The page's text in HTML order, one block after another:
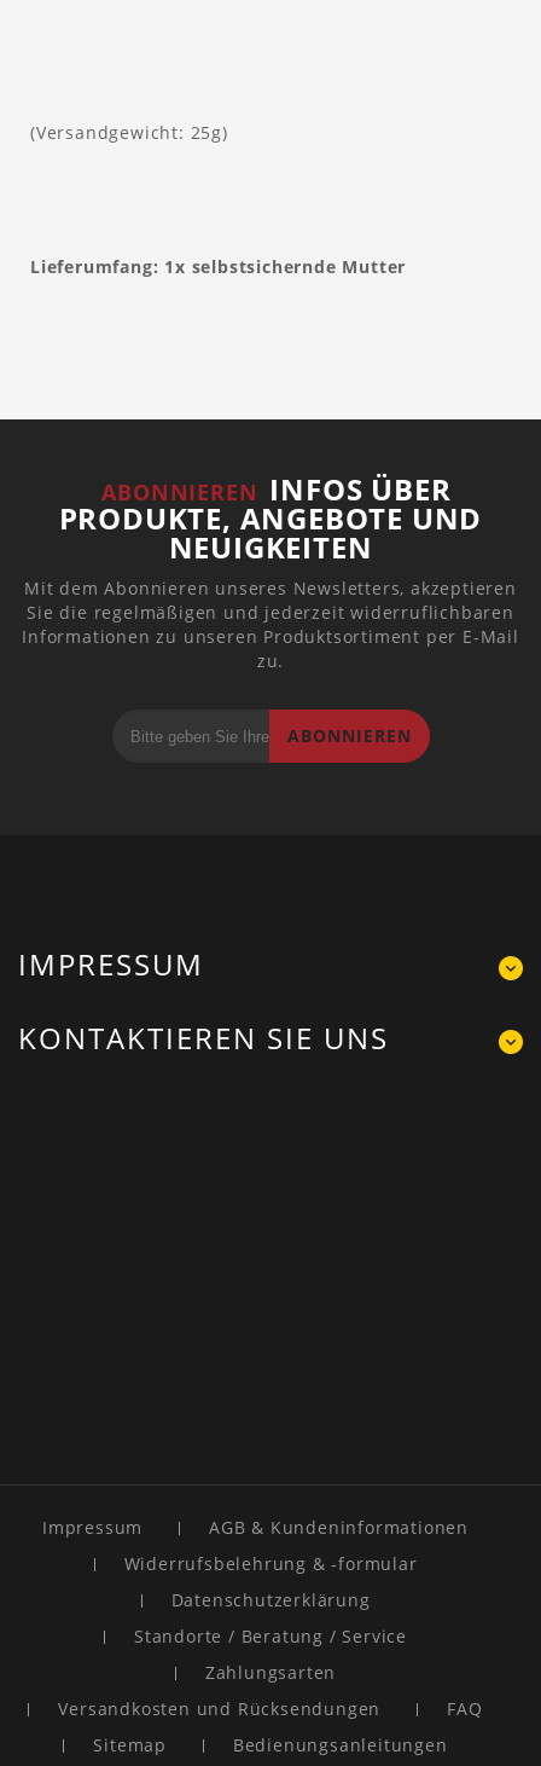
(Versandgewicht: 25g)
Lieferumfang: 1x selbstsichernde Mutter
ABONNIEREN INFOS ÜBER
PRODUKTE, ANGEBOTE UND
NEUIGKEITEN
Mit dem Abonnieren unseres Newsletters, akzeptieren
Sie die regelmäßigen und jederzeit widerruflichbaren
Informationen zu unseren Produktsortiment per E-Mail
zu.
ABONNIEREN
IMPRESSUM
KONTAKTIEREN SIE UNS
Impressum
AGB & Kundeninformationen
Widerrufsbelehrung & -formular
Datenschutzerklärung
Standorte / Beratung / Service
Zahlungsarten
Versandkosten und Rücksendungen
FAQ
Sitemap
Bedienungsanleitungen